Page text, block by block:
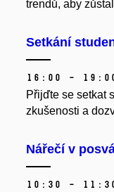
trendů, aby
Setkání
16:00 –
Přijďte se setkat
zkušenosti a
Nářečí v
10:30 –